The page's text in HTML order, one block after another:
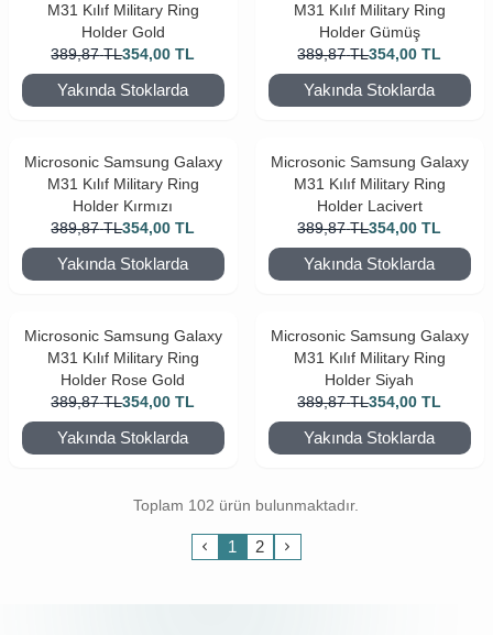
M31 Kılıf Military Ring
Holder Gold
389,87 TL354,00 TL
Yakında Stoklarda
M31 Kılıf Military Ring
Holder Gümüş
389,87 TL354,00 TL
Yakında Stoklarda
Microsonic Samsung Galaxy
M31 Kılıf Military Ring
Holder Kırmızı
389,87 TL354,00 TL
Yakında Stoklarda
Microsonic Samsung Galaxy
M31 Kılıf Military Ring
Holder Lacivert
389,87 TL354,00 TL
Yakında Stoklarda
Microsonic Samsung Galaxy
M31 Kılıf Military Ring
Holder Rose Gold
389,87 TL354,00 TL
Yakında Stoklarda
Microsonic Samsung Galaxy
M31 Kılıf Military Ring
Holder Siyah
389,87 TL354,00 TL
Yakında Stoklarda
Toplam 102 ürün bulunmaktadır.
1 2